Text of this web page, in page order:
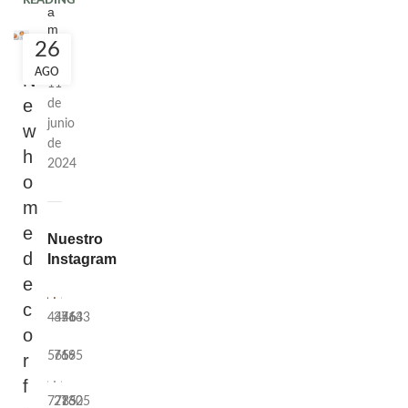
26
AGO
N
e
w
h
o
m
e
d
e
c
o
r
f
a
m
s
11
de
junio
de
2024
Nuestro
Instagram
4446
565
3564
769
7133
165
7785
2132
7605